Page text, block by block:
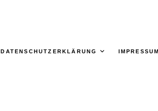
DATENSCHUTZERKLÄRUNG IMPRESSUM